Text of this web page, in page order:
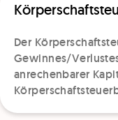
Der
Gewinnes/
anrechenbarer